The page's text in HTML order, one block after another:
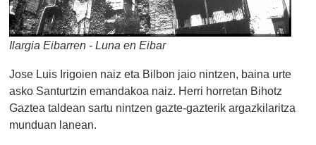
Ilargia Eibarren - Luna en Eibar
Jose Luis Irigoien naiz eta Bilbon jaio nintzen, baina urte
asko Santurtzin emandakoa naiz. Herri horretan Bihotz
Gaztea taldean sartu nintzen gazte-gazterik argazkilaritza
munduan lanean.